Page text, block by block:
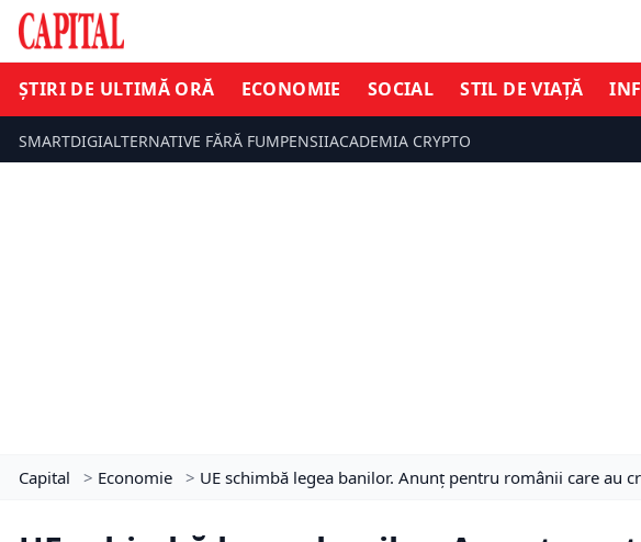
ȘTIRI DE ULTIMĂ ORĂ ECONOMIE SOCIAL STIL DE VIAȚĂ
SMARTDIGIALTERNATIVE FĂRĂ FUMPENSIIACADEMIA CRYPTO
Capital > Economie > UE schimbă legea banilor. Anunț pentru românii care au